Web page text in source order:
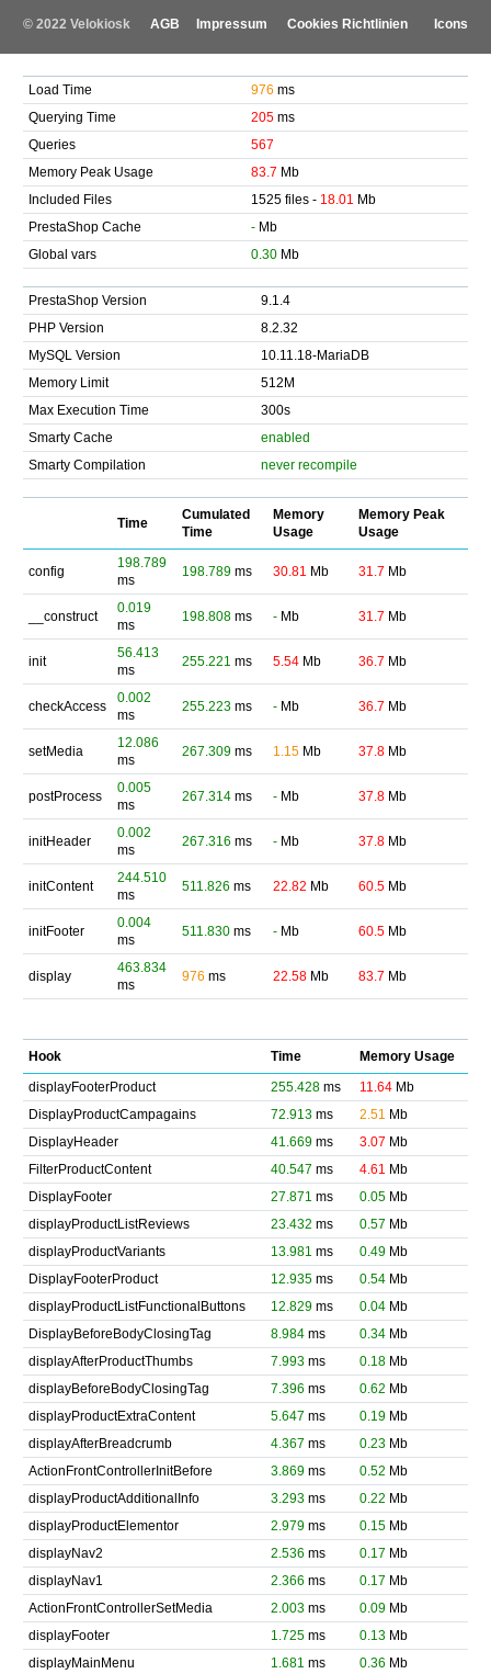
© 2022 Velokiosk AGB Impressum Cookies Richtlinien Icons
Load Time 976 ms
Querying Time
205ms
Queries
567
Memory Peak Usage
83.7 Mb
Included Files
1525 files - 18.01 Mb
PrestaShop Cache
-Mb
Global vars
0.30Mb
PrestaShop Version
9.1.4
PHP Version
8.2.32
MySQL Version
10.11.18-MariaDB
Memory Limit
512M
Max Execution Time
300s
Smarty Cache
enabled
Smarty Compilation
never recompile
Time
Cumulated
Time
Memory
Usage
Memory Peak
Usage
config
198.789
ms
198.789ms 30.81 Mb 31.7 Mb
__construct
0.019
ms
198.808ms -Mb 31.7 Mb
init
56.413
ms
255.221 ms 5.54Mb 36.7 Mb
checkAccess
0.002
ms
255.223ms -Mb 36.7 Mb
setMedia
12.086
ms
267.309ms 1.15Mb 37.8Mb
postProcess
0.005
ms
267.314ms -Mb 37.8Mb
initHeader
0.002
ms
267.316 ms -Mb 37.8Mb
initContent
244.510
ms
511.826 ms 22.82 Mb 60.5Mb
initFooter
0.004
ms
511.830ms -Mb 60.5Mb
display
463.834
ms
976 ms 22.58Mb 83.7 Mb
Hook Time
Memory Usage
displayFooterProduct
255.428ms 11.64Mb
DisplayProductCampagains
72.913ms 2.51 Mb
DisplayHeader
41.669ms 3.07 Mb
FilterProductContent
40.547 ms 4.61 Mb
DisplayFooter
27.871 ms 0.05Mb
displayProductListReviews
23.432 ms 0.57 Mb
displayProductVariants
13.981 ms 0.49Mb
DisplayFooterProduct
12.935ms 0.54Mb
displayProductListFunctionalButtons
12.829ms 0.04Mb
DisplayBeforeBodyClosingTag
8.984ms 0.34Mb
displayAfterProductThumbs
7.993ms 0.18Mb
displayBeforeBodyClosingTag
7.396 ms 0.62 Mb
displayProductExtraContent
5.647 ms 0.19Mb
displayAfterBreadcrumb
4.367 ms 0.23Mb
ActionFrontControllerInitBefore
3.869ms 0.52 Mb
displayProductAdditionalInfo
3.293ms 0.22 Mb
displayProductElementor
2.979ms 0.15Mb
displayNav2
2.536 ms 0.17 Mb
displayNav1
2.366 ms 0.17 Mb
ActionFrontControllerSetMedia
2.003ms 0.09Mb
displayFooter
1.725ms 0.13Mb
displayMainMenu
1.681 ms 0.36 Mb